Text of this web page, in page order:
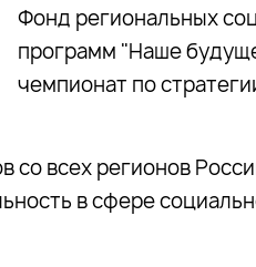
Фонд региональных
программ "Наше
чемпионат по
всех регионов
в сфере